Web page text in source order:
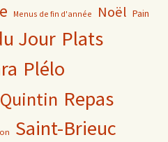
Menus de fin d'année Noël Pain
Jour Plats
Plélo
Quintin Repas
Saint-Brieuc